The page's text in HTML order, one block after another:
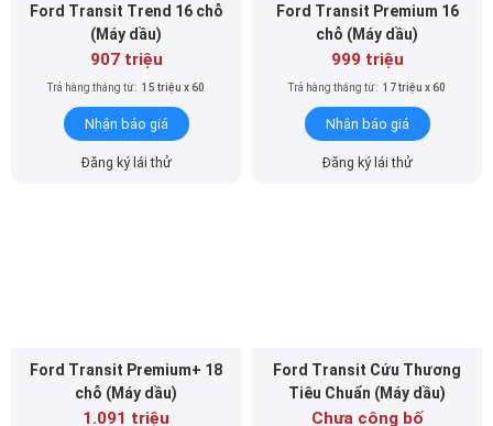
Ford Transit Trend 16 chỗ
(Máy dầu)
907 triệu
Trả hàng tháng từ: 15 triệu x 60
Nhận báo giá
Đăng ký lái thử
Ford Transit Premium 16
chỗ (Máy dầu)
999 triệu
Trả hàng tháng từ: 17 triệu x 60
Nhận báo giá
Đăng ký lái thử
Ford Transit Premium+ 18
chỗ (Máy dầu)
1.091 triệu
Ford Transit Cứu Thương
Tiêu Chuẩn (Máy dầu)
Chưa công bố